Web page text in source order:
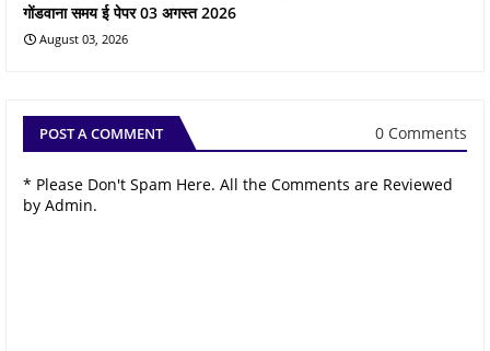
गोंडवाना समय ई पेपर 03 अगस्त 2026
August 03, 2026
POST A COMMENT 0 Comments
* Please Don't Spam Here. All the Comments are Reviewed
by Admin.